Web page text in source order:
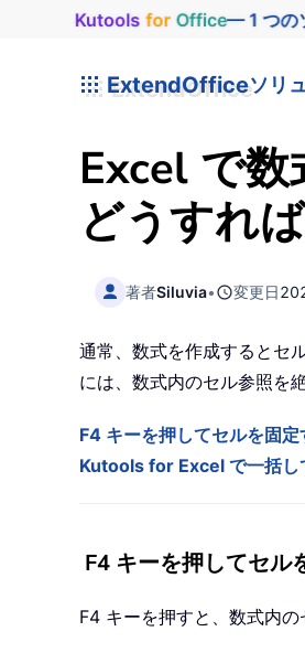
Kutools for Office— 1 つの
ExtendOfficeソリ
Excel で数
どうすれ
著者Siluvia• 変更日
通常、数式を作成するとセ
には、数式内のセル参照を
F4 キーを押してセルを固定
Kutools for Excel で一括し
F4 キーを押してセル
F4 キーを押すと、数式内